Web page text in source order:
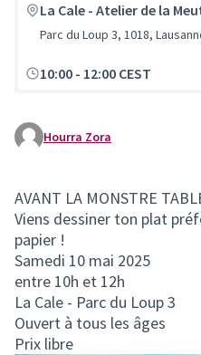
La Cale - Atelier de la
Parc du Loup 3, 1018,
10:00 - 12:00 CEST
Hourra Zora
AVANT LA MONSTRE
Viens dessiner ton plat
papier !
Samedi 10 mai 2025
entre 10h et 12h
La Cale - Parc du Loup 3
Ouvert à tous les âges
Prix libre